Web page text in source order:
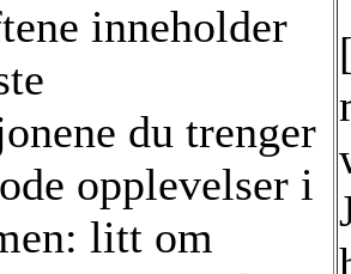
inneholder
du trenger
opplevelser i
litt om